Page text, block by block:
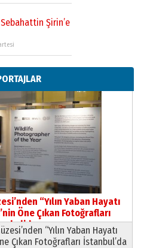
Şirin’e
Yeri
KIZI
Şirin’e
“Yılın Yaban Hayatı
Öne Çıkan Fotoğrafları
“Yılın Yaban Hayatı
Çıkan Fotoğrafları İstanbul’da